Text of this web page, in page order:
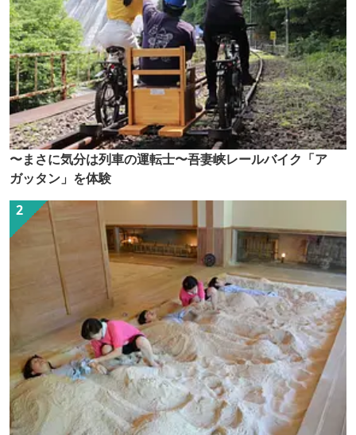
〜まさに気分は列車の運転士〜吾妻峡レールバイク「ア
ガッタン」を体験